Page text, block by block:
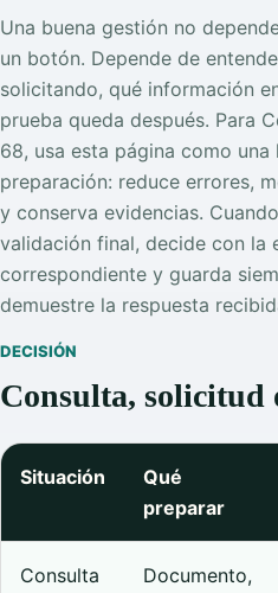
Una buena gestión no
un botón. Depende de
solicitando, qué información
prueba queda después. Para
68, usa esta página como una
preparación: reduce errores,
y conserva evidencias.
validación final, decide con la
correspondiente y guarda
demuestre la respuesta
DECISIÓN
Consulta, solicitud
Situación
Qué
preparar
Consulta
Documento,